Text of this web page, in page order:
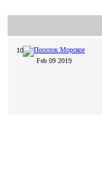
10
Feb 09 2019